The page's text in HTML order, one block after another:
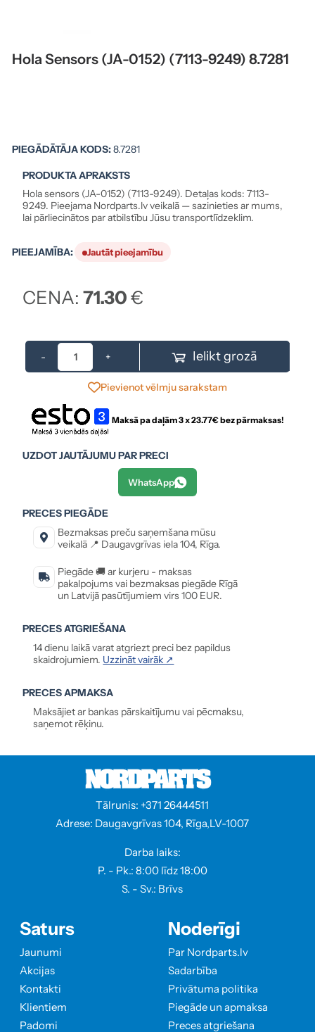
Hola Sensors (JA-0152) (7113-9249) 8.7281
PIEGĀDĀTĀJA KODS:8.7281
PRODUKTA APRAKSTS
Hola sensors (JA-0152) (7113-9249). Detaļas kods: 7113-
9249. Pieejama Nordparts.lv veikalā — sazinieties ar mums,
lai pārliecinātos par atbilstību Jūsu transportlīdzeklim.
PIEEJAMĪBA: Jautāt pieejamību
CENA:71.30€
- + Ielikt grozā
Pievienot vēlmju sarakstam
Maksā pa daļām 3 x23.77€ bez pārmaksas!
UZDOT JAUTĀJUMU PAR PRECI
WhatsApp
PRECES PIEGĀDE
Bezmaksas preču saņemšana mūsu
veikalā 📍 Daugavgrīvas iela 104, Rīga.
Piegāde 🚚 ar kurjeru - maksas
pakalpojums vai bezmaksas piegāde Rīgā
un Latvijā pasūtījumiem virs 100 EUR.
PRECES ATGRIEŠANA
14 dienu laikā varat atgriezt preci bez papildus
skaidrojumiem. Uzzināt vairāk ↗
PRECES APMAKSA
Maksājiet ar bankas pārskaitījumu vai pēcmaksu,
saņemot rēķinu.
Tālrunis: +371 26444511
Adrese: Daugavgrīvas 104, Rīga,LV-1007
Darba laiks:
P. - Pk.: 8:00 līdz 18:00
S. - Sv.: Brīvs
Saturs
Jaunumi
Akcijas
Kontakti
Klientiem
Padomi
Noderīgi
Par Nordparts.lv
Sadarbība
Privātuma politika
Piegāde un apmaksa
Preces atgriešana